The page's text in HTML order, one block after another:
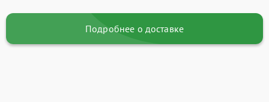
Подробнее о доставке